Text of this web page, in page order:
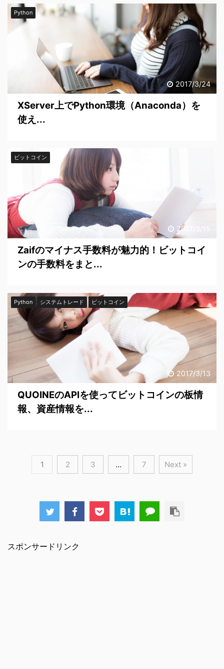
2017/3/24
Python
XServer上でPython環境（Anaconda）を
使え...
2017/3/15
ビットコイン
Zaifのマイナス手数料が魅力的！ビットコイ
ンの手数料をまと...
2017/3/13
Python システムトレード ビットコイン
QUOINEのAPIを使ってビットコインの板情
報、資産情報を...
1 2 3 … 7 Next »
スポンサードリンク